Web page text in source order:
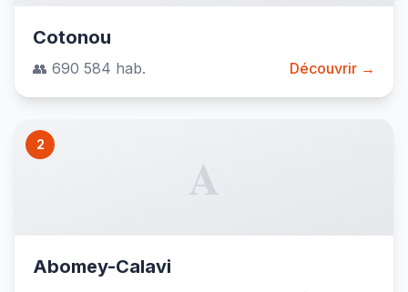
Cotonou
👥 690 584 hab. Découvrir →
2
A
Abomey-Calavi